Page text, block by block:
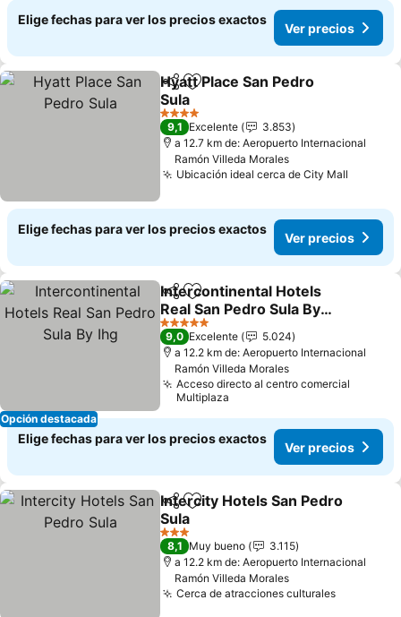
Elige fechas para ver los precios exactos
Ver precios
CompartirAgregar a favoritos
Hyatt Place San Pedro
Sula
4 Estrellas
9,1 Excelente
3.853
a 12.7 km de: Aeropuerto Internacional
Ramón Villeda Morales
Ubicación ideal cerca de City Mall
Elige fechas para ver los precios exactos
Ver precios
Opción destacada
CompartirAgregar a favoritos
Intercontinental Hotels
Real San Pedro Sula By
Ihg
5 Estrellas
9,0 Excelente
5.024
a 12.2 km de: Aeropuerto Internacional
Ramón Villeda Morales
Acceso directo al centro comercial
Multiplaza
Elige fechas para ver los precios exactos
Ver precios
CompartirAgregar a favoritos
Intercity Hotels San Pedro
Sula
3 Estrellas
8,1 Muy bueno
3.115
a 12.2 km de: Aeropuerto Internacional
Ramón Villeda Morales
Cerca de atracciones culturales